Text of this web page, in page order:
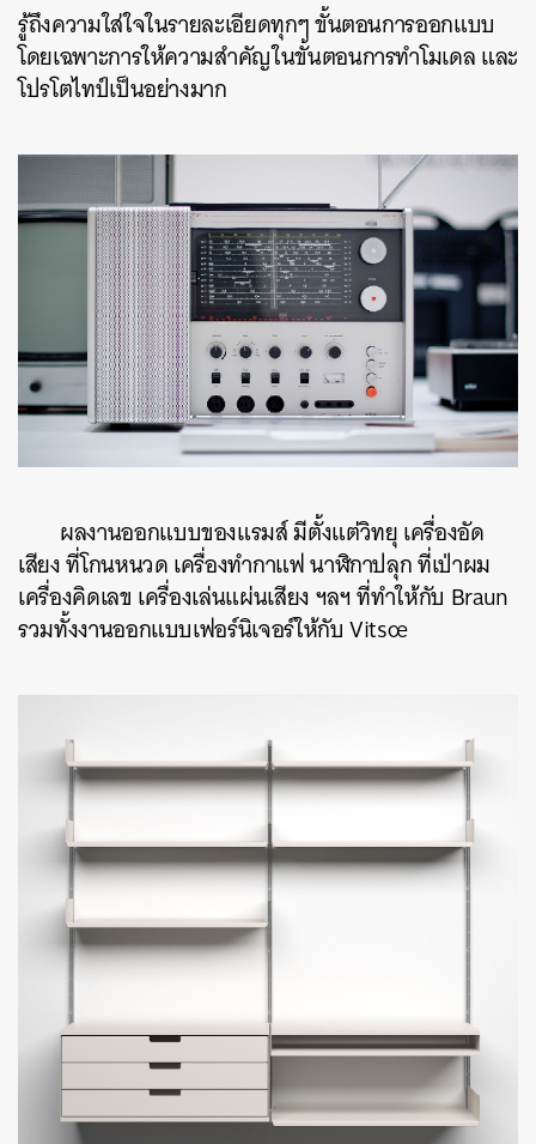
รู้ถึงความใส่ใจในรายละเอียดทุกๆ ขั้นตอนการออกแบบ
โดยเฉพาะการให้ความสำคัญในขั้นตอนการทำโมเดล และ
โปรโตไทป์เป็นอย่างมาก
ผลงานออกแบบของแรมส์ มีตั้งแต่วิทยุ เครื่องอัด
เสียง ที่โกนหนวด เครื่องทำกาแฟ นาฬิกาปลุก ที่เป่าผม
เครื่องคิดเลข เครื่องเล่นแผ่นเสียง ฯลฯ ที่ทำให้กับ Braun
รวมทั้งงานออกแบบเฟอร์​นิเจอร์ให้กับ Vitsœ